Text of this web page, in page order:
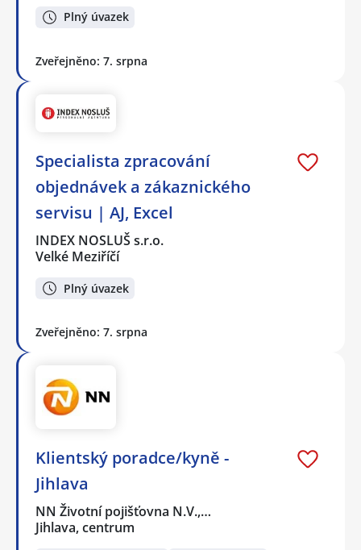
Plný úvazek
Zveřejněno: 7. srpna
Specialista zpracování
objednávek a zákaznického
servisu | AJ, Excel
INDEX NOSLUŠ s.r.o.
Velké Meziříčí
Plný úvazek
Zveřejněno: 7. srpna
Klientský poradce/kyně -
Jihlava
NN Životní pojišťovna N.V.,…
Jihlava, centrum